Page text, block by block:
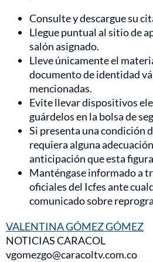
Consulte y descargue su
Llegue puntual al sitio de
salón asignado.
Lleve únicamente el
documento de identidad
mencionadas.
Evite llevar dispositivos
guárdelos en la bolsa de
Si presenta una condición
requiera alguna
anticipación que esta
Manténgase informado a
oficiales del Icfes ante
comunicado sobre
VALENTINA GÓMEZ GÓMEZ
NOTICIAS CARACOL
vgomezgo@caracoltv.com.co